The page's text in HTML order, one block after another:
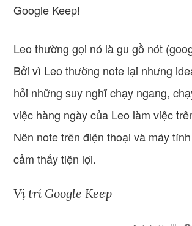
Google Keep!
Leo thường gọi nó là gu gồ nót
Bởi vì Leo thường note lại nhưng
hỏi những suy nghĩ chạy ngang,
việc hàng ngày của Leo làm việc
Nên note trên điện thoại và máy
cảm thấy tiện lợi.
Vị trí Google Keep